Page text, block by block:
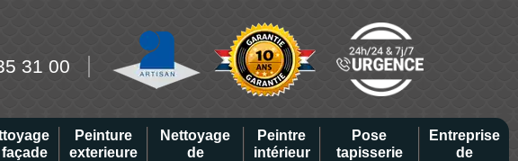
31 00
Peinture
exterieure
Nettoyage
de
Peintre
intérieur
Pose
tapisserie
Entreprise
de